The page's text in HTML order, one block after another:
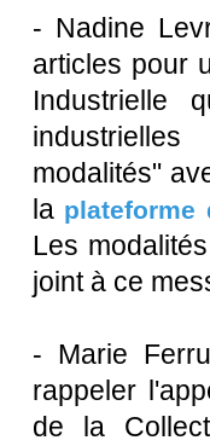
- Nadine
articles pour
Industrielle
modalités"
la plateforme
Les
joint à ce
- Marie
rappeler
de la